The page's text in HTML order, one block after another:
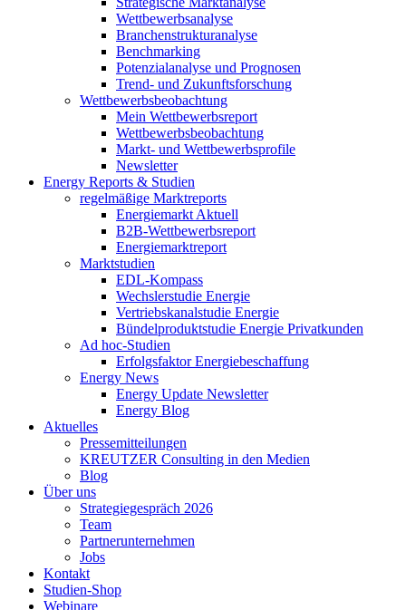
Wettbewerbsanalyse
Branchenstrukturanalyse
Benchmarking
Potenzialanalyse und Prognosen
Trend- und Zukunftsforschung
Wettbewerbs­beobachtung
Mein Wettbewerbsreport
Wettbewerbsbeobachtung
Markt- und Wettbewerbsprofile
Newsletter
Energy Reports & Studien
regelmäßige Marktreports
Energiemarkt Aktuell
B2B-Wettbewerbsreport
Energiemarktreport
Marktstudien
EDL-Kompass
Wechslerstudie Energie
Vertriebskanalstudie Energie
Bündelproduktstudie Energie Privatkunden
Ad hoc-Studien
Erfolgsfaktor Energiebeschaffung
Energy News
Energy Update Newsletter
Energy Blog
Aktuelles
Pressemitteilungen
KREUTZER Consulting in den Medien
Blog
Über uns
Strategiegespräch 2026
Team
Partnerunternehmen
Jobs
Kontakt
Studien-Shop
Webinare